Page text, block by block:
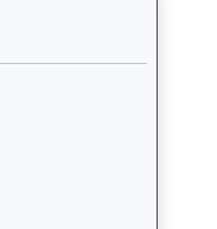
、路程、騎
看馬匹完整的獸